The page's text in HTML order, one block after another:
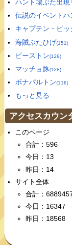
ハント場ぶた出現
伝説のイベントハ
キャプテン・ピッ
海賊ぶたひげ(151)
ビーストン(129)
マッチョ豚(128)
ボナパルトン(116)
もっと見る
アクセスカウン
このページ
合計：596
今日：13
昨日：14
サイト全体
合計：
今日：16347
昨日：18568